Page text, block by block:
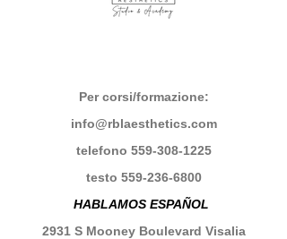
Per corsi/formazione:
info@rblaesthetics.com
telefono 559-308-1225
testo 559-236-6800
HABLAMOS ESPAÑOL
2931 S Mooney Boulevard Visalia